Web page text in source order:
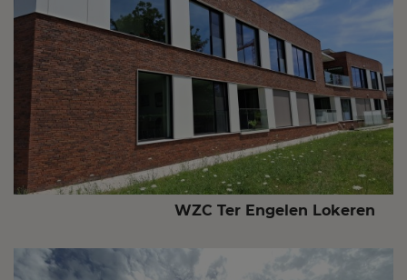
WZC Ter Engelen Lokeren